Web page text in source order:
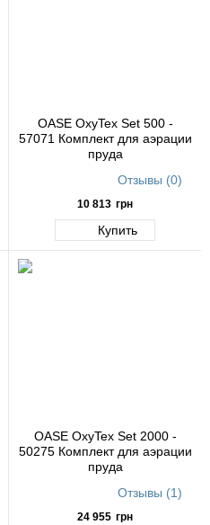
OASE OxyTex Set 500 -
57071 Комплект для аэрации
пруда
Отзывы (0)
10 813 грн
Купить
OASE OxyTex Set 2000 -
50275 Комплект для аэрации
пруда
Отзывы (1)
24 955 грн